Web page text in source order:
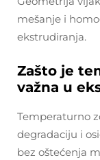
mešanje i
ekstrudiranja.
Zašto je
važna u
Temperaturno
degradaciju i
bez oštećenja